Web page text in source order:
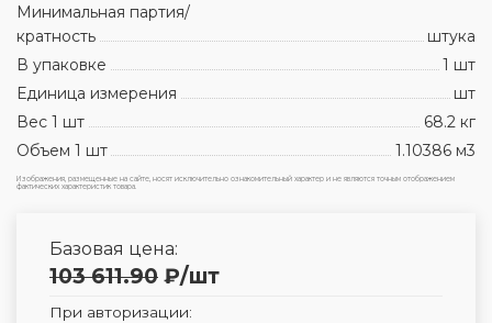
Минимальная партия/
кратность
штука
В упаковке
1 шт
Единица измерения
шт
Вес 1 шт
68.2 кг
Объем 1 шт
1.10386 м3
Изображения, размещенные на сайте, носят исключительно ознакомительный характер и не являются точным отображением
фактических характеристик товара.
Базовая цена:
103 611.90 ₽/шт
При авторизации: